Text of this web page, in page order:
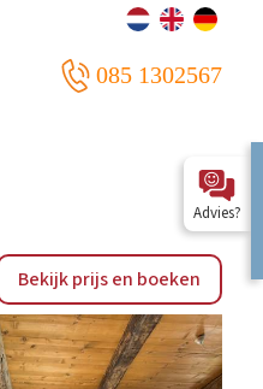
085 1302567
Bekijk prijs en boeken
Advies?